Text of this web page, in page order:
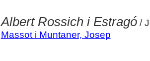
Albert Rossich i Estragó/
Massot i Muntaner, Josep